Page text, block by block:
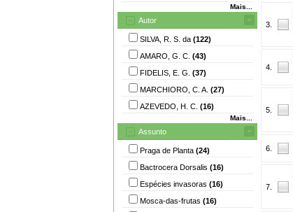
Mais...
Autor
SILVA, R. S. da (122)
AMARO, G. C. (43)
FIDELIS, E. G. (37)
MARCHIORO, C. A. (27)
AZEVEDO, H. C. (16)
Mais...
Assunto
Praga de Planta (24)
Bactrocera Dorsalis (16)
Espécies invasoras (16)
Mosca-das-frutas (16)
3.
4.
5.
6.
7.